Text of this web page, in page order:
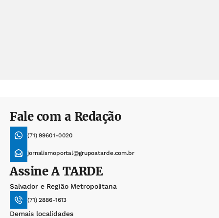
Fale com a Redação
(71) 99601-0020
jornalismoportal@grupoatarde.com.br
AssineA TARDE
Salvador e Região Metropolitana
(71) 2886-1613
Demais localidades